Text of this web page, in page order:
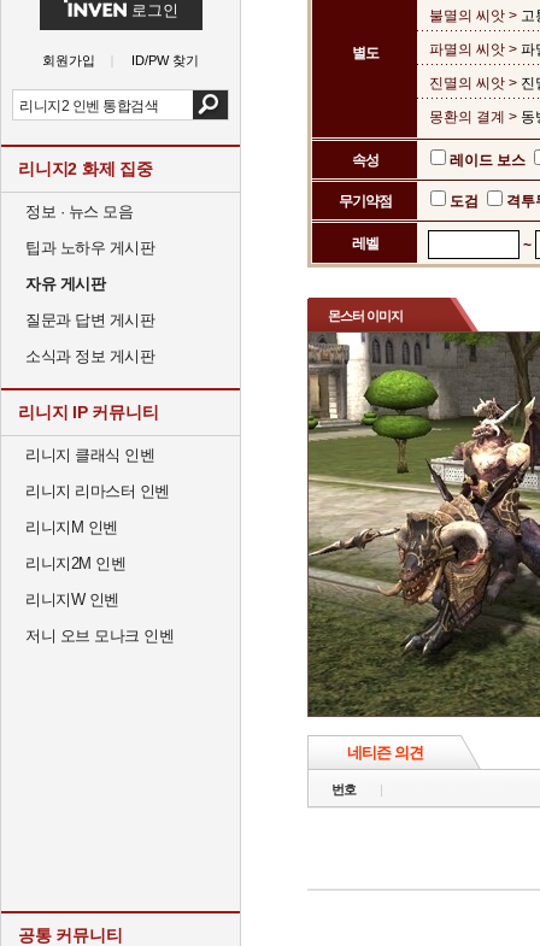
로그인
회원가입 ID/PW 찾기
리니지2 화제 집중
정보 · 뉴스 모음
팁과 노하우 게시판
자유 게시판
질문과 답변 게시판
소식과 정보 게시판
리니지 IP 커뮤니티
리니지 클래식 인벤
리니지 리마스터 인벤
리니지M 인벤
리니지2M 인벤
리니지W 인벤
저니 오브 모나크 인벤
공통 커뮤니티
별도
불멸의 씨앗 > 고
파멸의 씨앗 > 파
진멸의 씨앗 > 진
몽환의 결계 > 동
속성 레이드 보스
무기약점 도검 격
레벨 ~
몬스터 이미지
네티즌 의견
번호